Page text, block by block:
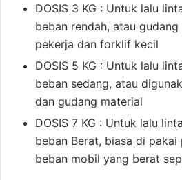
DOSIS 3 KG : Untuk lalu
beban rendah, atau
pekerja dan forklif kecil
DOSIS 5 KG : Untuk lalu
beban sedang, atau
dan gudang material
DOSIS 7 KG : Untuk lalu
beban Berat, biasa di
beban mobil yang berat